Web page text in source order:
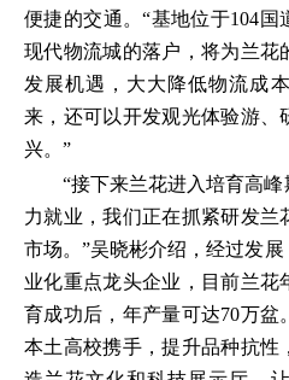
便捷的交通。“基地位于104国
现代物流城的落户，将为兰花
发展机遇，大大降低物流成
来，还可以开发观光体验游、
兴。”
“接下来兰花进入培育高
力就业，我们正在抓紧研发兰
市场。”吴晓彬介绍，经过发
业化重点龙头企业，目前兰花
育成功后，年产量可达70万盆
本土高校携手，提升品种抗性